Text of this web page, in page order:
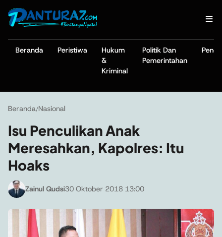
Beranda Peristiwa
Hukum
&
Kriminal
Politik Dan
Pemerintahan
Beranda/Nasional
Isu Penculikan Anak
Meresahkan, Kapolres: Itu
Hoaks
Zainul Qudsi30 Oktober 2018 13:00